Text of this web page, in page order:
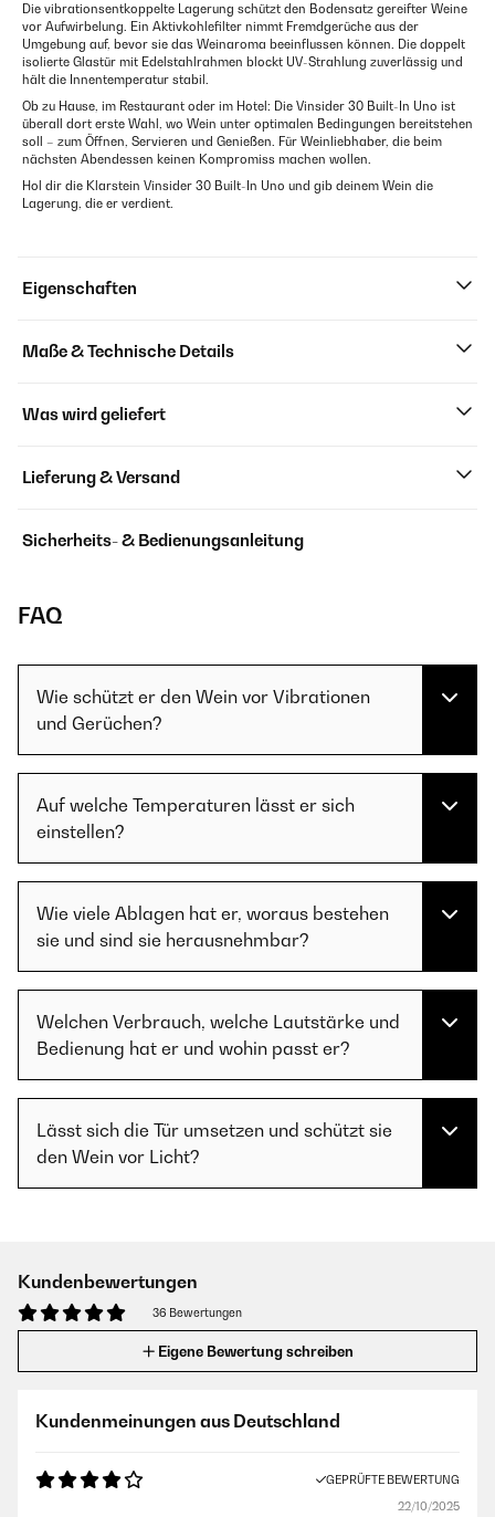
Die vibrationsentkoppelte Lagerung schützt den Bodensatz gereifter Weine
vor Aufwirbelung. Ein Aktivkohlefilter nimmt Fremdgerüche aus der
Umgebung auf, bevor sie das Weinaroma beeinflussen können. Die doppelt
isolierte Glastür mit Edelstahlrahmen blockt UV-Strahlung zuverlässig und
hält die Innentemperatur stabil.
Ob zu Hause, im Restaurant oder im Hotel: Die Vinsider 30 Built-In Uno ist
überall dort erste Wahl, wo Wein unter optimalen Bedingungen bereitstehen
soll – zum Öffnen, Servieren und Genießen. Für Weinliebhaber, die beim
nächsten Abendessen keinen Kompromiss machen wollen.
Hol dir die Klarstein Vinsider 30 Built-In Uno und gib deinem Wein die
Lagerung, die er verdient.
Eigenschaften
Maße & Technische Details
Was wird geliefert
Lieferung & Versand
Sicherheits- & Bedienungsanleitung
FAQ
Wie schützt er den Wein vor Vibrationen
und Gerüchen?
Auf welche Temperaturen lässt er sich
einstellen?
Wie viele Ablagen hat er, woraus bestehen
sie und sind sie herausnehmbar?
Welchen Verbrauch, welche Lautstärke und
Bedienung hat er und wohin passt er?
Lässt sich die Tür umsetzen und schützt sie
den Wein vor Licht?
Kundenbewertungen
36 Bewertungen
Eigene Bewertung schreiben
Kundenmeinungen aus Deutschland
GEPRÜFTE BEWERTUNG
22/10/2025